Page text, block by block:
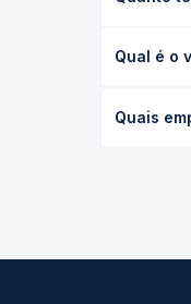
executivo
Qual é o
poltrona
Quais